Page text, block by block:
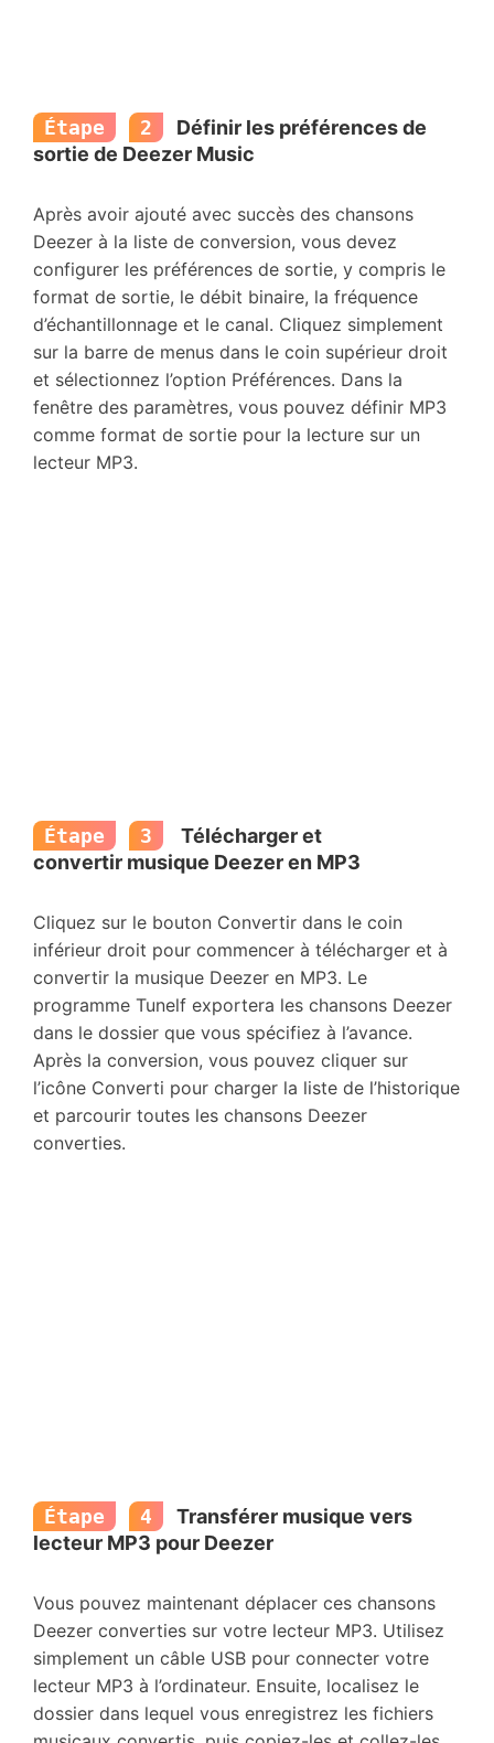
Étape 2
Définir les préférences de
sortie de Deezer Music
Après avoir ajouté avec succès des chansons
Deezer à la liste de conversion, vous devez
configurer les préférences de sortie, y compris le
format de sortie, le débit binaire, la fréquence
d’échantillonnage et le canal. Cliquez simplement
sur la barre de menus dans le coin supérieur droit
et sélectionnez l’option Préférences. Dans la
fenêtre des paramètres, vous pouvez définir MP3
comme format de sortie pour la lecture sur un
lecteur MP3.
Étape 3
Télécharger et
convertir musique Deezer en MP3
Cliquez sur le bouton Convertir dans le coin
inférieur droit pour commencer à télécharger et à
convertir la musique Deezer en MP3. Le
programme Tunelf exportera les chansons Deezer
dans le dossier que vous spécifiez à l’avance.
Après la conversion, vous pouvez cliquer sur
l’icône Converti pour charger la liste de l’historique
et parcourir toutes les chansons Deezer
converties.
Étape 4
Transférer musique vers
lecteur MP3 pour Deezer
Vous pouvez maintenant déplacer ces chansons
Deezer converties sur votre lecteur MP3. Utilisez
simplement un câble USB pour connecter votre
lecteur MP3 à l’ordinateur. Ensuite, localisez le
dossier dans lequel vous enregistrez les fichiers